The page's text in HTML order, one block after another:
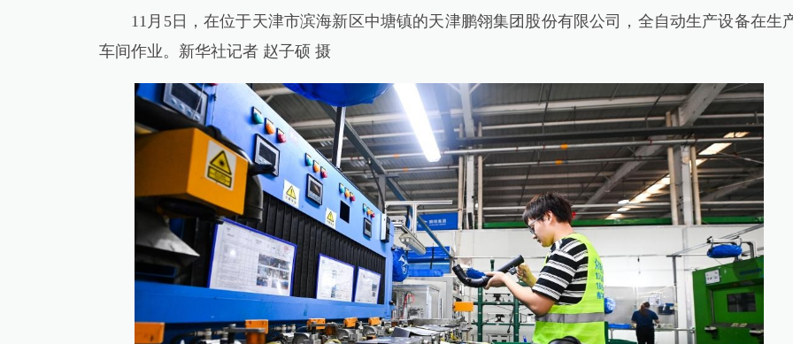
11月5日，在位于天津市滨海新区中塘镇的天津鹏翎集团股份有限公司，全自动生产设备在生
车间作业。新华社记者 赵子硕 摄